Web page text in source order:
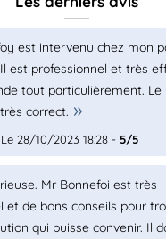
est intervenu chez mon
est professionnel et très
tout particulièrement. Le
correct.
28/10/2023 18:28 - 5/5
Mr Bonnefoi est très
et de bons conseils pour
qui puisse convenir. Il